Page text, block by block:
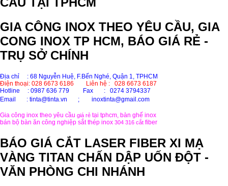
GIA CÔNG INOX THEO YÊU CẦU, GIA
CONG INOX TP HCM, BÁO GIÁ RẺ -
TRỤ SỞ CHÍNH
Địa chỉ : 68 Nguyễn Huệ, F.Bến Nghé, Quận 1, TPHCM
Điện thoại: 028 6673 6186
Liên hệ : 028 6673 6187
Hotline
: 0987 636 779 Fax : 0274 3794337
Email
: tinta@tinta.vn ; inoxtinta@gmail.com
Gia công inox theo yêu cầu giá rẻ tại tphcm, bàn ghế inox
bán bộ bàn ăn công nghiệp sắt thép inox 304 316 cắt fiber
BÁO GIÁ CẮT LASER FIBER XI MẠ
VÀNG TITAN CHẤN DẬP UỐN ĐỘT -
VĂN PHÒNG CHI NHÁNH